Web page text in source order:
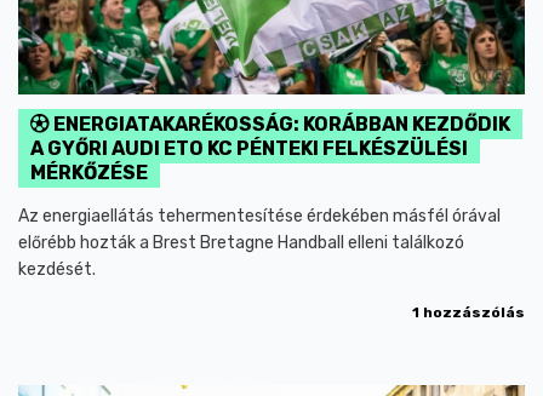
ENERGIATAKARÉKOSSÁG: KORÁBBAN KEZDŐDIK
A GYŐRI AUDI ETO KC PÉNTEKI FELKÉSZÜLÉSI
MÉRKŐZÉSE
Az energiaellátás tehermentesítése érdekében másfél órával
előrébb hozták a Brest Bretagne Handball elleni találkozó
kezdését.
1 hozzászólás